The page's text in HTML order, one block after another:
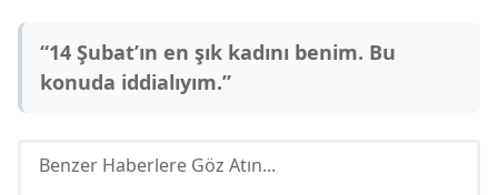
“14 Şubat’ın en şık kadını benim. Bu
konuda iddialıyım.”
Benzer Haberlere Göz Atın...